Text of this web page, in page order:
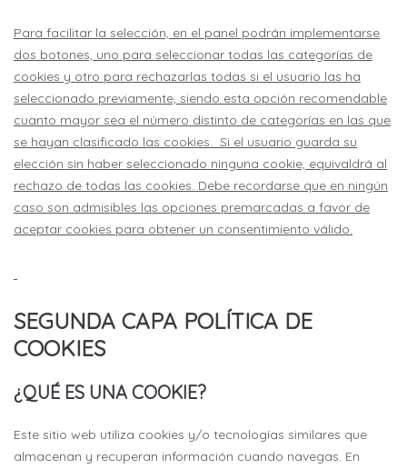
Para facilitar la selección, en el panel podrán implementarse
dos botones, uno para seleccionar todas las categorías de
cookies y otro para rechazarlas todas si el usuario las ha
seleccionado previamente, siendo esta opción recomendable
cuanto mayor sea el número distinto de categorías en las que
se hayan clasificado las cookies. Si el usuario guarda su
elección sin haber seleccionado ninguna cookie, equivaldrá al
rechazo de todas las cookies. Debe recordarse que en ningún
caso son admisibles las opciones premarcadas a favor de
aceptar cookies para obtener un consentimiento válido.
SEGUNDA CAPA POLÍTICA DE
COOKIES
¿QUÉ ES UNA COOKIE?
Este sitio web utiliza cookies y/o tecnologías similares que
almacenan y recuperan información cuando navegas. En